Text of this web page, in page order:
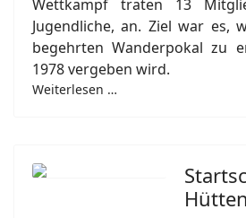
Wettkampf traten 13
Jugendliche, an. Ziel war es,
begehrten Wanderpokal zu
1978 vergeben wird.
Weiterlesen …